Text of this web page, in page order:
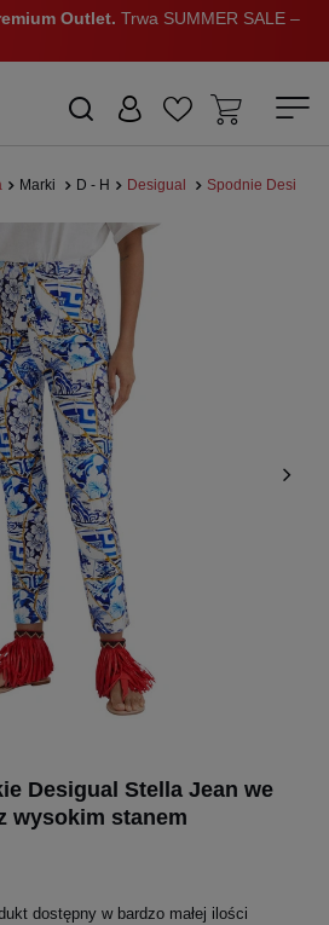
Outlet. Trwa SUMMER SALE –
Marki D - H Desigual Spodnie Desigual
Desigual Stella Jean we
wysokim stanem
dostępny w bardzo małej ilości